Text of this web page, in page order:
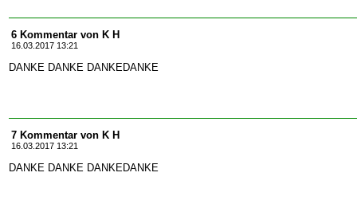
6 Kommentar von K H
16.03.2017 13:21
DANKE DANKE DANKEDANKE
7 Kommentar von K H
16.03.2017 13:21
DANKE DANKE DANKEDANKE